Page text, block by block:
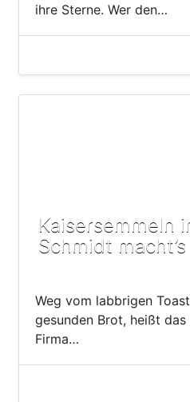
ihre Sterne. Wer den…
Kaisersemmeln
Schmidt
Weg vom labbrigen
gesunden Brot, heißt
Firma…